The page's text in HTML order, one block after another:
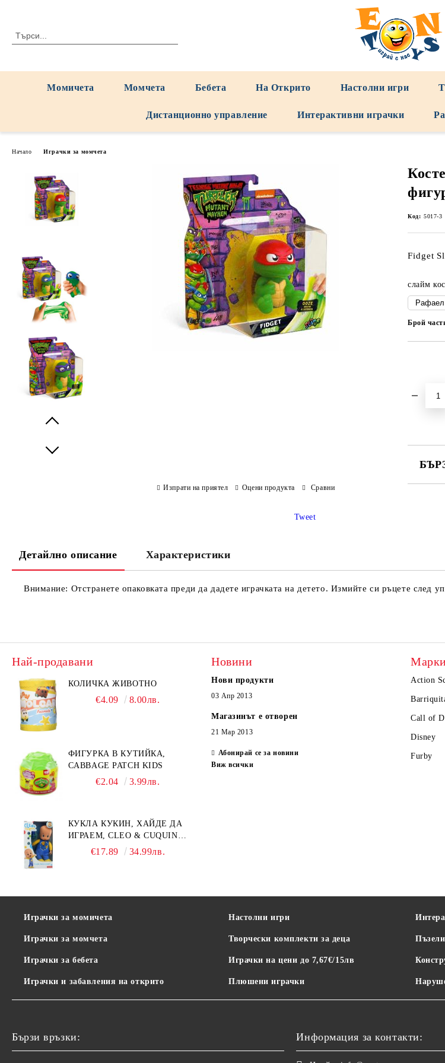
Момичета Момчета Бебета На Открито Настолни игри
Дистанционно управление Интерактивни играчки
Начало Играчки за момчета
Код: 5017-3
Fidget
слайм
Брой
Изпрати на приятел Оцени продукта Сравни
Tweet
Детайлно описание Характеристики
Внимание: Отстранете опаковката преди да дадете играчката на детето. Измийте си ръцете след
Най-продавани
КОЛИЧКА ЖИВОТНО
€4.09 8.00лв.
ФИГУРКА В КУТИЙКА,
CABBAGE PATCH KIDS
€2.04 3.99лв.
КУКЛА КУКИН, ХАЙДЕ ДА
ИГРАЕМ, CLEO & CUQUIN,
25 СМ.€17.89 34.99лв.
Новини
Нови продукти
03 Апр 2013
Магазинът е отворен
21 Мар 2013
Абонирай се за новини
Виж всички
Action
Call of
Disney
Furby
Играчки за момичета
Играчки за момчета
Играчки за бебета
Играчки и забавления на открито
Настолни игри
Творчески комплекти за деца
Играчки на цени до 7,67€/15лв
Плюшени играчки
Пъзели
Бързи връзки: Информация за контакти: